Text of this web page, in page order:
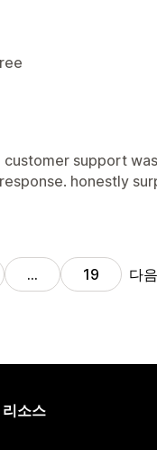
support
honestly
… 19 다음
리소스